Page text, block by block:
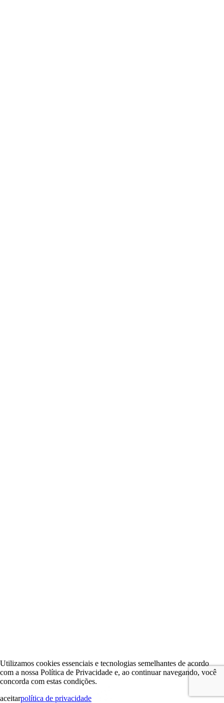
Utilizamos cookies essenciais e tecnologias semelhantes de acordo
com a nossa Política de Privacidade e, ao continuar navegando, você
concorda com estas condições.
aceitarpolítica de privacidade